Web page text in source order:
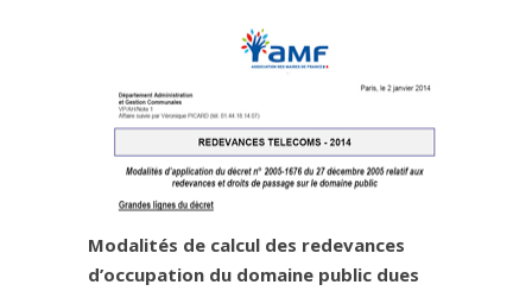
Modalités de calcul des redevances
d’occupation du domaine public dues